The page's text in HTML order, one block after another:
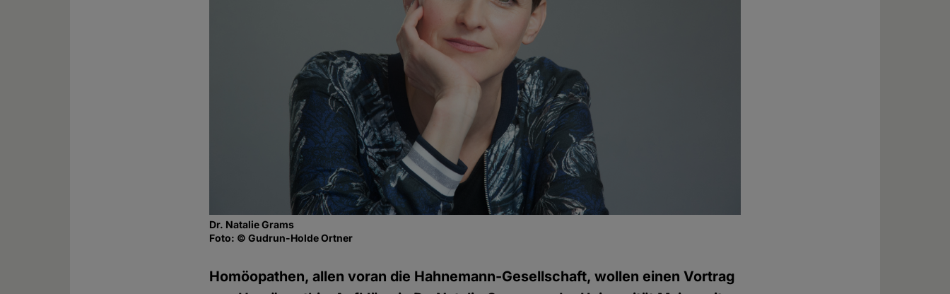
Dr. Natalie Grams
Foto: © Gudrun-Holde Ortner
Homöopathen, allen voran die Hahnemann-Gesellschaft, wollen einen Vortrag